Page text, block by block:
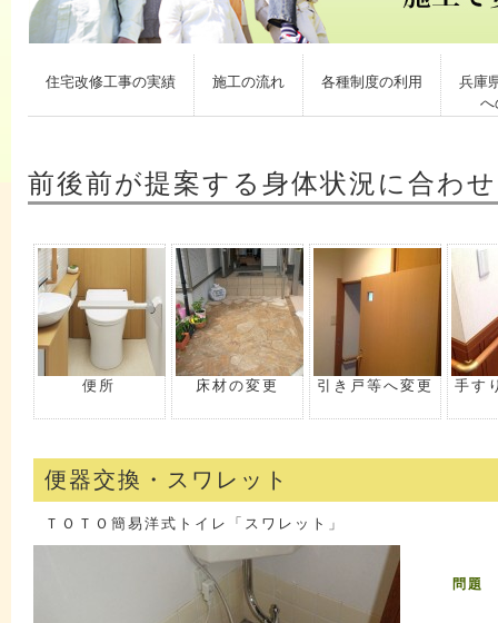
住宅改修工事の実績 施工の流れ 各種制度の利用
兵庫
へ
前後前が提案する身体状況に合わ
便所 床材の変更 引き戸等へ変更 手す
便器交換・スワレット
ＴＯＴＯ簡易洋式トイレ「スワレット」
問題